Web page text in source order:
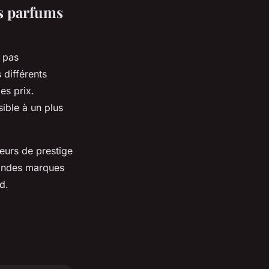
parfums
pas
différents
prix.
à un plus
de prestige
marques